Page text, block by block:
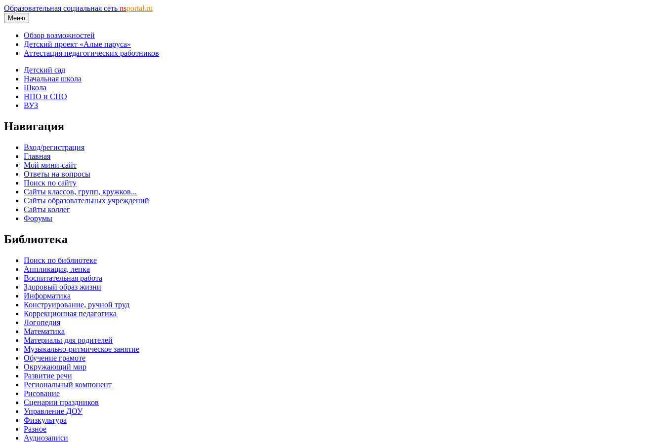
Образовательная социальная сеть nsportal.ru
Меню
Обзор возможностей
Детский проект «Алые паруса»
Аттестация педагогических работников
Детский сад
Начальная школа
Школа
НПО и СПО
ВУЗ
Навигация
Вход/регистрация
Главная
Мой мини-сайт
Ответы на вопросы
Поиск по сайту
Сайты классов, групп, кружков...
Сайты образовательных учреждений
Сайты коллег
Форумы
Библиотека
Поиск по библиотеке
Аппликация, лепка
Воспитательная работа
Здоровый образ жизни
Информатика
Конструирование, ручной труд
Коррекционная педагогика
Логопедия
Математика
Материалы для родителей
Музыкально-ритмическое занятие
Обучение грамоте
Окружающий мир
Развитие речи
Региональный компонент
Рисование
Сценарии праздников
Управление ДОУ
Физкультура
Разное
Аудиозаписи